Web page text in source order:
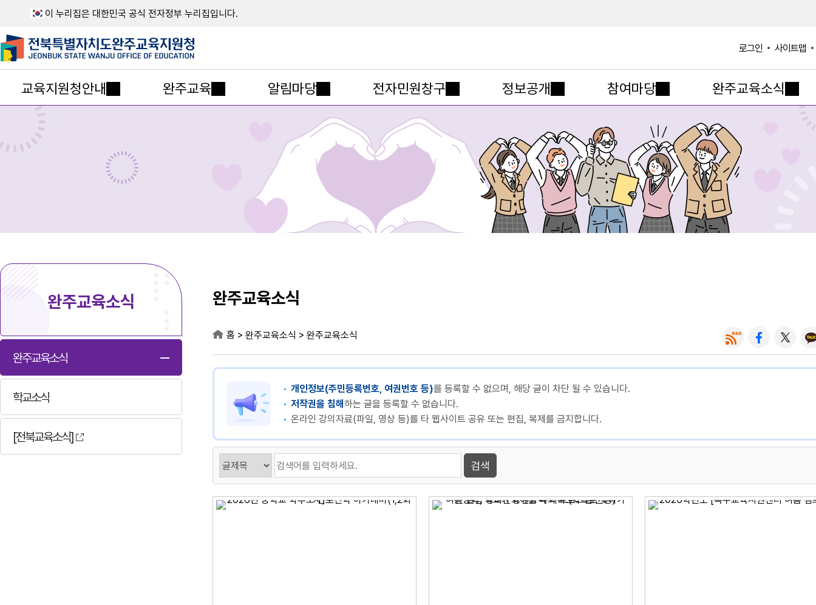
이 누리집은 대한민국 공식 전자정부 누리집입니다.
로그인 사이트맵
교육지원청안내 완주교육 알림마당 전자민원창구 정보공개 참여마당 완주교육소식
완주교육소식
완주교육소식
학교소식
[전북교육소식]
완주교육소식
홈 > 완주교육소식 > 완주교육소식
개인정보(주민등록번호, 여권번호 등)를 등록할 수 없으며, 해당 글이 차단 될 수 있습니다.
저작권을 침해하는 글을 등록할 수 없습니다.
온라인 강의자료(파일, 영상 등)를 타 웹사이트 공유 또는 편집, 복제를 금지합니다.